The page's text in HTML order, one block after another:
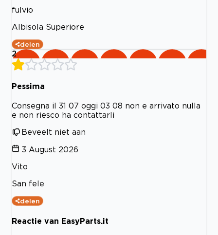
fulvio
Albisola Superiore
delen
2
Pessima
Consegna il 31 07 oggi 03 08 non e arrivato nulla
e non riesco ha contattarli
Beveelt niet aan
3 August 2026
Vito
San fele
delen
Reactie van EasyParts.it